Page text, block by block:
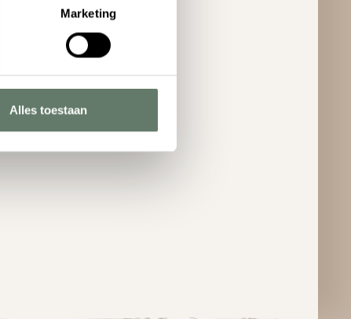
Marketing
Alles toestaan